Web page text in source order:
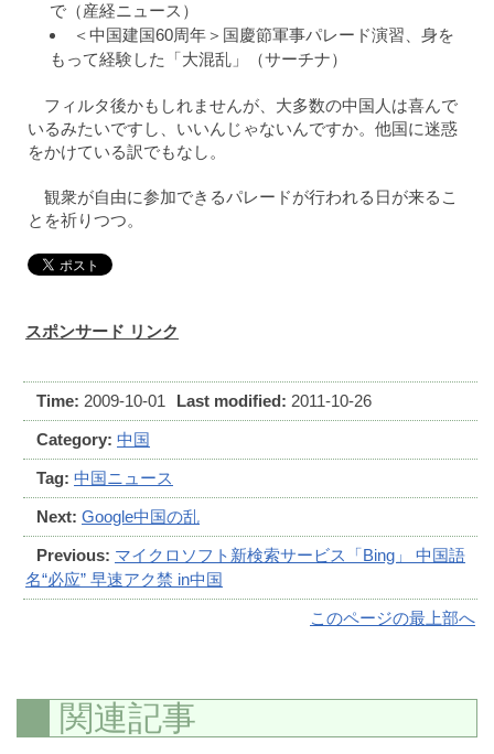
で（産経ニュース）
＜中国建国60周年＞国慶節軍事パレード演習、身を
もって経験した「大混乱」（サーチナ）
フィルタ後かもしれませんが、大多数の中国人は喜んで
いるみたいですし、いいんじゃないんですか。他国に迷惑
をかけている訳でもなし。
観衆が自由に参加できるパレードが行われる日が来るこ
とを祈りつつ。
スポンサード リンク
Time: 2009-10-01 Last modified: 2011-10-26
Category: 中国
Tag: 中国ニュース
Next: Google中国の乱
Previous: マイクロソフト新検索サービス「Bing」 中国語
名“必应” 早速アク禁 in中国
このページの最上部へ
関連記事